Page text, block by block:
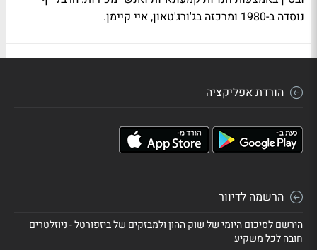
נוסדה ב-1980 ומרכזה בג'ורג'טאון, איי קיימן.
הורדת אפליקציה
הרשמה לדיוור
הירשם לסיכום היומי של שוק ההון ולמבזקים של ביזפורטל - ניוזלטרים
חובה לכל משקיע